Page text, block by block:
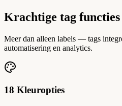
Krachtige tag functies
Meer dan alleen labels — tags
automatisering en analytics.
18 Kleuropties